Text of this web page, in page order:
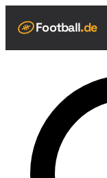
Football.de
Live Scores
Spielplan